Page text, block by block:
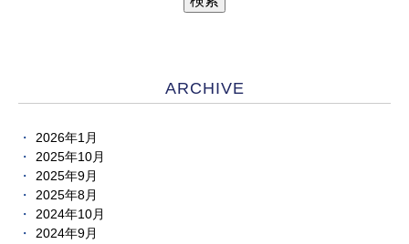
ARCHIVE
2026年1月
2025年10月
2025年9月
2025年8月
2024年10月
2024年9月